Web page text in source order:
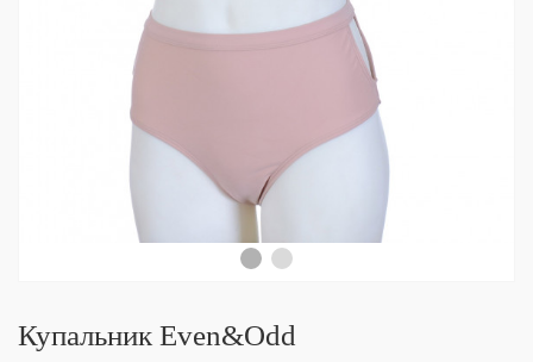
Купальник Even&Odd